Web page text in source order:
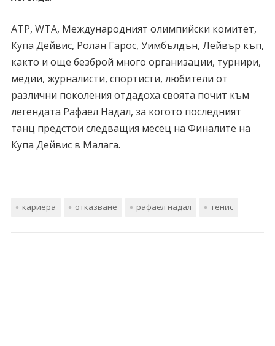
ATP, WTA, Международният олимпийски комитет,
Купа Дейвис, Ролан Гарос, Уимбълдън, Лейвър къп,
както и още безброй много организации, турнири,
медии, журналисти, спортисти, любители от
различни поколения отдадоха своята почит към
легендата Рафаел Надал, за когото последният
танц предстои следващия месец на Финалите на
Купа Дейвис в Малага.
кариера отказване рафаел надал тенис